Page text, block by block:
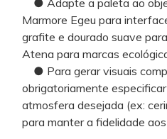
● Adapte a paleta ao
Marmore Egeu para
grafite e dourado suave
Atena para marcas
● Para gerar visuais
obrigatoriamente
atmosfera desejada (ex:
para manter a fidelidade